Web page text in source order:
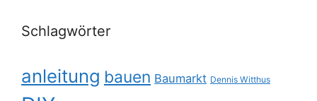
Schlagwörter
anleitung bauen Baumarkt Dennis Witthus